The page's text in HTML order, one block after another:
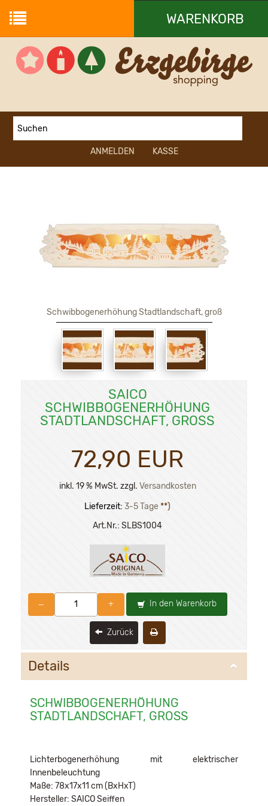
WARENKORB
Ihr Warenkorb ist leer.
ANMELDEN KASSE
Schwibbogenerhöhung Stadtlandschaft, groß
SAICO
SCHWIBBOGENERHÖHUNG
STADTLANDSCHAFT, GROSS
72,90 EUR
inkl. 19 % MwSt. zzgl. Versandkosten
Lieferzeit: 3-5 Tage **)
Art.Nr.: SLBS1004
– + In den Warenkorb
Zurück
Details
SCHWIBBOGENERHÖHUNG
STADTLANDSCHAFT, GROSS
Lichterbogenerhöhung mit elektrischer
Innenbeleuchtung
Maße: 78x17x11 cm (BxHxT)
Hersteller: SAICO Seiffen